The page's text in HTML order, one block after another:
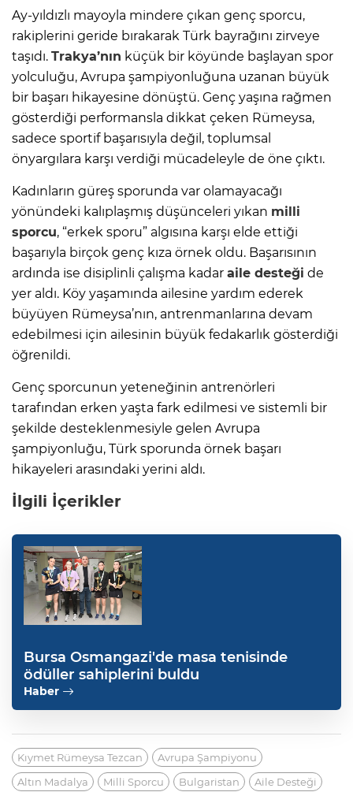
Ay-yıldızlı mayoyla mindere çıkan genç sporcu,
rakiplerini geride bırakarak Türk bayrağını zirveye
taşıdı. Trakya’nın küçük bir köyünde başlayan spor
yolculuğu, Avrupa şampiyonluğuna uzanan büyük
bir başarı hikayesine dönüştü. Genç yaşına rağmen
gösterdiği performansla dikkat çeken Rümeysa,
sadece sportif başarısıyla değil, toplumsal
önyargılara karşı verdiği mücadeleyle de öne çıktı.
Kadınların güreş sporunda var olamayacağı
yönündeki kalıplaşmış düşünceleri yıkan milli
sporcu, “erkek sporu” algısına karşı elde ettiği
başarıyla birçok genç kıza örnek oldu. Başarısının
ardında ise disiplinli çalışma kadar aile desteği de
yer aldı. Köy yaşamında ailesine yardım ederek
büyüyen Rümeysa’nın, antrenmanlarına devam
edebilmesi için ailesinin büyük fedakarlık gösterdiği
öğrenildi.
Genç sporcunun yeteneğinin antrenörleri
tarafından erken yaşta fark edilmesi ve sistemli bir
şekilde desteklenmesiyle gelen Avrupa
şampiyonluğu, Türk sporunda örnek başarı
hikayeleri arasındaki yerini aldı.
İlgili İçerikler
Bursa Osmangazi'de masa tenisinde
ödüller sahiplerini buldu
Haber
Kıymet Rümeysa Tezcan
Avrupa Şampiyonu
Altın Madalya
Milli Sporcu Bulgaristan Aile Desteği